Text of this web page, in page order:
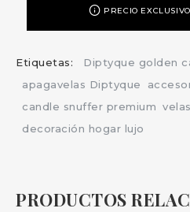
PRECIO
Etiquetas:
Diptyque golden
apagavelas Diptyque
candle snuffer premium
decoración hogar lujo
PRODUCTOS